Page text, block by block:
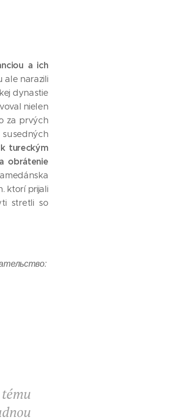
a ich
ale narazili
dynastie
nielen
za prvých
susedných
tureckým
obrátenie
ktorí prijali
stretli so